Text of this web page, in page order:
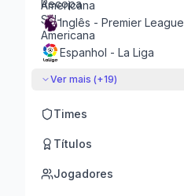
Inglês - Premier League
Espanhol - La Liga
Ver mais (+19)
Times
Títulos
Jogadores